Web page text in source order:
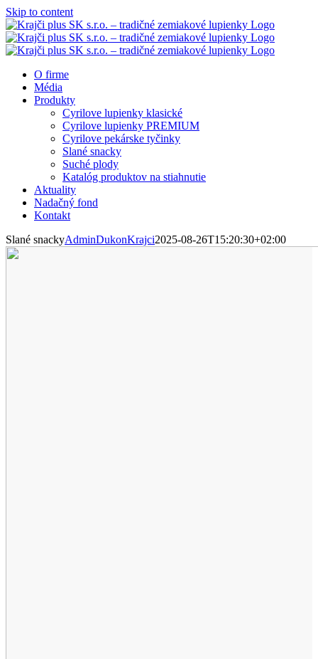
Skip to content
O firme
Média
Produkty
Cyrilove lupienky klasické
Cyrilove lupienky PREMIUM
Cyrilove pekárske tyčinky
Slané snacky
Suché plody
Katalóg produktov na stiahnutie
Aktuality
Nadačný fond
Kontakt
Slané snackyAdminDukonKrajci2025-08-26T15:20:30+02:00